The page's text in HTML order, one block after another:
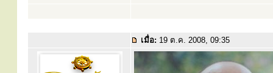
เมื่อ: 19 ต.ค. 2008, 09:35